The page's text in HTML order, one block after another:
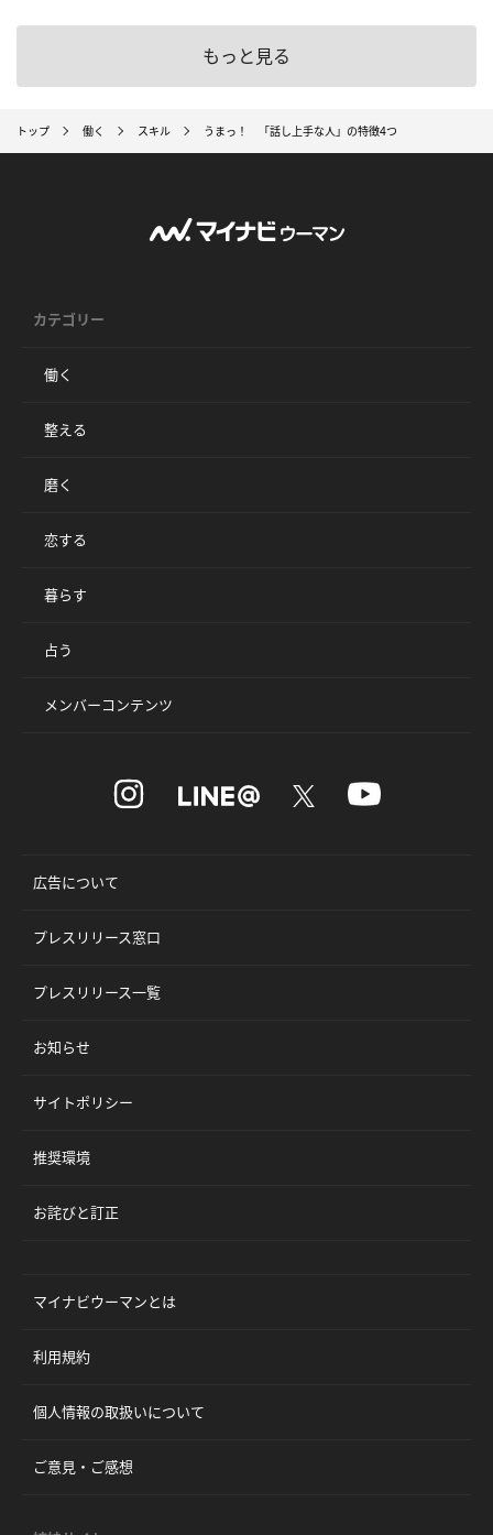
もっと見る
トップ 働く スキル うまっ！ 「話し上手な人」の特徴4つ
カテゴリー
働く
整える
磨く
恋する
暮らす
占う
メンバーコンテンツ
広告について
プレスリリース窓口
プレスリリース一覧
お知らせ
サイトポリシー
推奨環境
お詫びと訂正
マイナビウーマンとは
利用規約
個人情報の取扱いについて
ご意見・ご感想